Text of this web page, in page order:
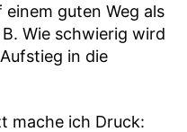
guten Weg als
Wie schwierig wird
in die
mache ich Druck: